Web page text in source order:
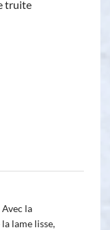
truite
la
lame lisse,